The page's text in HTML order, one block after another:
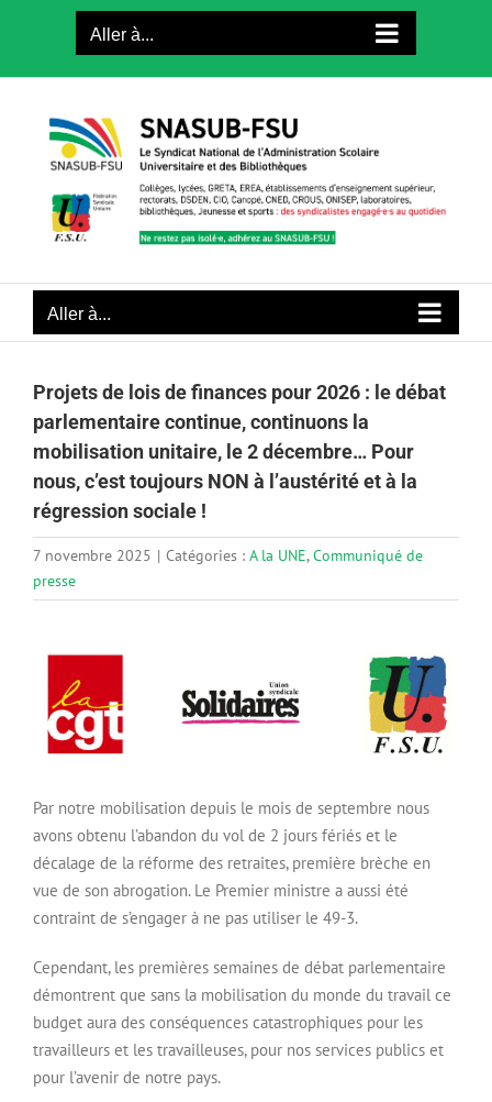
Aller à...
Aller à...
Projets de lois de finances pour 2026 : le débat
parlementaire continue, continuons la
mobilisation unitaire, le 2 décembre… Pour
nous, c’est toujours NON à l’austérité et à la
régression sociale !
7 novembre 2025 | Catégories : A la UNE,Communiqué de
presse
Par notre mobilisation depuis le mois de septembre nous
avons obtenu l’abandon du vol de 2 jours fériés et le
décalage de la réforme des retraites, première brèche en
vue de son abrogation. Le Premier ministre a aussi été
contraint de s’engager à ne pas utiliser le 49-3.
Cependant, les premières semaines de débat parlementaire
démontrent que sans la mobilisation du monde du travail ce
budget aura des conséquences catastrophiques pour les
travailleurs et les travailleuses, pour nos services publics et
pour l’avenir de notre pays.